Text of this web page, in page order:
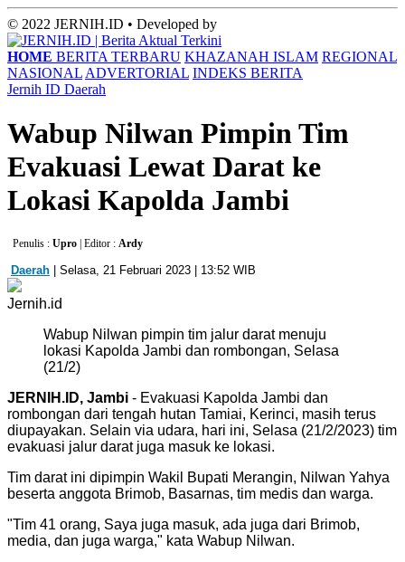
© 2022 JERNIH.ID • Developed by
HOME BERITA TERBARU KHAZANAH ISLAM REGIONAL
NASIONAL ADVERTORIAL INDEKS BERITA
Jernih ID Daerah
Wabup Nilwan Pimpin Tim
Evakuasi Lewat Darat ke
Lokasi Kapolda Jambi
Penulis : Upro | Editor : Ardy
Daerah | Selasa, 21 Februari 2023 | 13:52 WIB
Jernih.id
Wabup Nilwan pimpin tim jalur darat menuju
lokasi Kapolda Jambi dan rombongan, Selasa
(21/2)
JERNIH.ID, Jambi - Evakuasi Kapolda Jambi dan
rombongan dari tengah hutan Tamiai, Kerinci, masih terus
diupayakan. Selain via udara, hari ini, Selasa (21/2/2023) tim
evakuasi jalur darat juga masuk ke lokasi.
Tim darat ini dipimpin Wakil Bupati Merangin, Nilwan Yahya
beserta anggota Brimob, Basarnas, tim medis dan warga.
"Tim 41 orang, Saya juga masuk, ada juga dari Brimob,
media, dan juga warga," kata Wabup Nilwan.